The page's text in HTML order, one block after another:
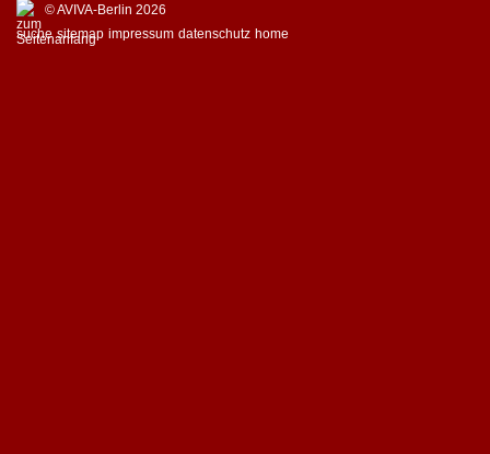
© AVIVA-Berlin 2026
suche sitemap impressum datenschutz home